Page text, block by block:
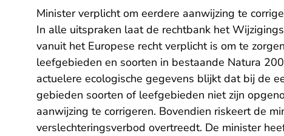
Minister verplicht om eerdere aanwijzing te
In alle uitspraken laat de rechtbank het
vanuit het Europese recht verplicht is om te
leefgebieden en soorten in bestaande Natura
actuelere ecologische gegevens blijkt dat bij de
gebieden soorten of leefgebieden niet zijn
aanwijzing te corrigeren. Bovendien riskeert de
verslechteringsverbod overtreedt. De minister